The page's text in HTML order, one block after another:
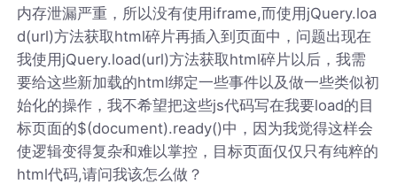
内存泄漏严重，所以没有使用iframe,而使用jQuery.loa
d(url)方法获取html碎片再插入到页面中，问题出现在
我使用jQuery.load(url)方法获取html碎片以后，我需
要给这些新加载的html绑定一些事件以及做一些类似初
始化的操作，我不希望把这些js代码写在我要load的目
标页面的$(document).ready()中，因为我觉得这样会
使逻辑变得复杂和难以掌控，目标页面仅仅只有纯粹的
html代码,请问我该怎么做？